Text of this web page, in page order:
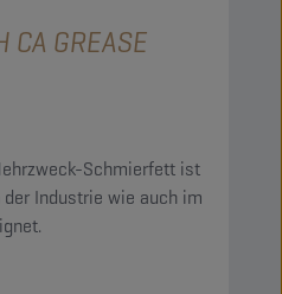
CA GREASE
Schmierfett ist
Industrie wie auch im